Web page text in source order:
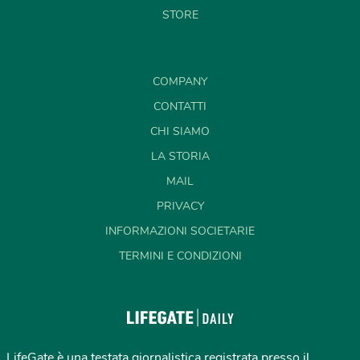
STORE
COMPANY
CONTATTI
CHI SIAMO
LA STORIA
MAIL
PRIVACY
INFORMAZIONI SOCIETARIE
TERMINI E CONDIZIONI